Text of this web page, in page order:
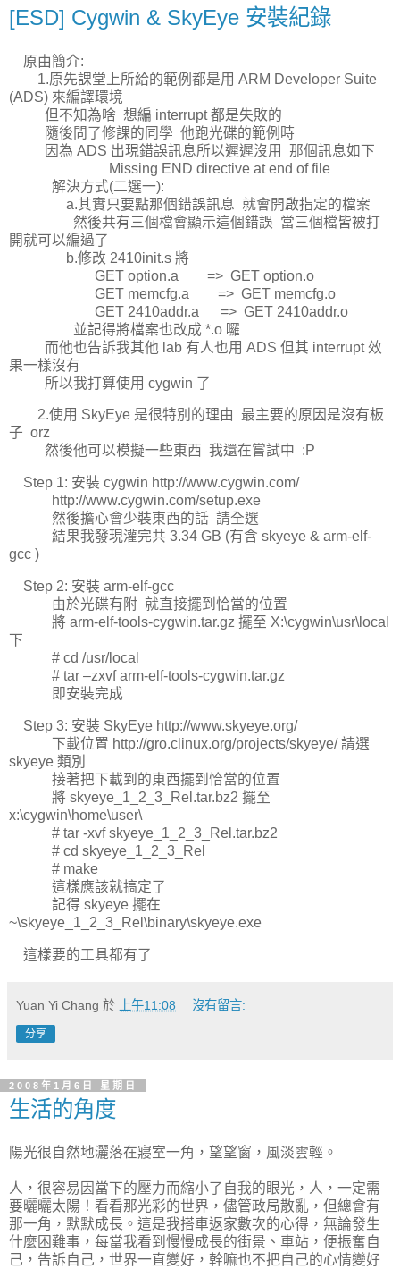
[ESD] Cygwin & SkyEye 安裝紀錄
原由簡介:
1.原先課堂上所給的範例都是用 ARM Developer Suite
(ADS) 來編譯環境
但不知為啥 想編 interrupt 都是失敗的
隨後問了修課的同學 他跑光碟的範例時
因為 ADS 出現錯誤訊息所以遲遲沒用 那個訊息如下
Missing END directive at end of file
解決方式(二選一):
a.其實只要點那個錯誤訊息 就會開啟指定的檔案
然後共有三個檔會顯示這個錯誤 當三個檔皆被打
開就可以編過了
b.修改 2410init.s 將
GET option.a => GET option.o
GET memcfg.a => GET memcfg.o
GET 2410addr.a => GET 2410addr.o
並記得將檔案也改成 *.o 囉
而他也告訴我其他 lab 有人也用 ADS 但其 interrupt 效
果一樣沒有
所以我打算使用 cygwin 了
2.使用 SkyEye 是很特別的理由 最主要的原因是沒有板
子 orz
然後他可以模擬一些東西 我還在嘗試中 :P
Step 1: 安裝 cygwin http://www.cygwin.com/
http://www.cygwin.com/setup.exe
然後擔心會少裝東西的話 請全選
結果我發現灌完共 3.34 GB (有含 skyeye & arm-elf-
gcc )
Step 2: 安裝 arm-elf-gcc
由於光碟有附 就直接擺到恰當的位置
將 arm-elf-tools-cygwin.tar.gz 擺至 X:\cygwin\usr\local
下
# cd /usr/local
# tar –zxvf arm-elf-tools-cygwin.tar.gz
即安裝完成
Step 3: 安裝 SkyEye http://www.skyeye.org/
下載位置 http://gro.clinux.org/projects/skyeye/ 請選
skyeye 類別
接著把下載到的東西擺到恰當的位置
將 skyeye_1_2_3_Rel.tar.bz2 擺至
x:\cygwin\home\user\
# tar -xvf skyeye_1_2_3_Rel.tar.bz2
# cd skyeye_1_2_3_Rel
# make
這樣應該就搞定了
記得 skyeye 擺在
~\skyeye_1_2_3_Rel\binary\skyeye.exe
這樣要的工具都有了
Yuan Yi Chang 於 上午11:08 沒有留言:
分享
2008年1月6日 星期日
生活的角度
陽光很自然地灑落在寢室一角，望望窗，風淡雲輕。
人，很容易因當下的壓力而縮小了自我的眼光，人，一定需
要曬曬太陽！看看那光彩的世界，儘管政局散亂，但總會有
那一角，默默成長。這是我搭車返家數次的心得，無論發生
什麼困難事，每當我看到慢慢成長的街景、車站，便振奮自
己，告訴自己，世界一直變好，幹嘛也不把自己的心情變好